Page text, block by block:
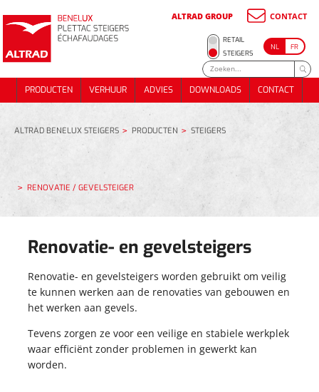
ALTRAD GROUP CONTACT
RETAIL
STEIGERS
NL FR
PRODUCTEN
METSSTEIGER
TRAPPEN EN PUBLIEKE TOEGANG
EVENTS
ALUMINIUM DAKWERKSTELLING 74 m²
KOPPELINGEN
STEIGERNETTEN
VERHUUR ADVIES DOWNLOADS CONTACT
METSSTEIGER
ONDERSTEUNINGS- STEIGER
STEIGERNETTEN
DOWNLOADS
ALTRAD BENELUX STEIGERS PRODUCTEN STEIGERS
RENOVATIE / GEVELSTEIGER
Renovatie- en gevelsteigers
Renovatie- en gevelsteigers worden gebruikt om veilig
te kunnen werken aan de renovaties van gebouwen en
het werken aan gevels.
Tevens zorgen ze voor een veilige en stabiele werkplek
waar efficiënt zonder problemen in gewerkt kan
worden.